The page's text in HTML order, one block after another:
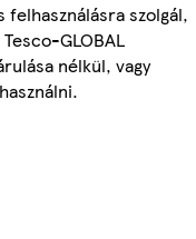
szolgál,
GLOBAL
nélkül, vagy